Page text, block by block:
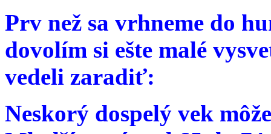
Prv než sa vrhneme do
dovolím si ešte malé
vedeli zaradiť:
Neskorý dospelý vek